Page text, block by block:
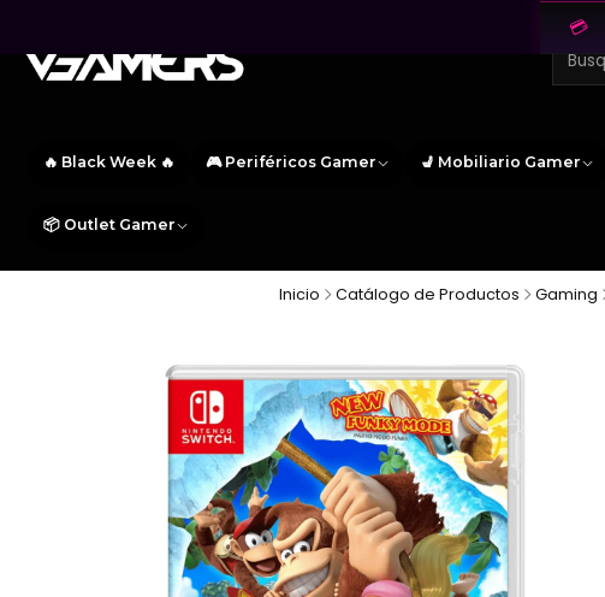
🔥 Black Week 🔥 🎮 Periféricos Gamer 💺 Mobiliario Gamer
📦 Outlet Gamer
💳
Inicio Catálogo de Productos Gaming